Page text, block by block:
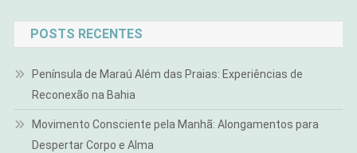
POSTS RECENTES
Península de Maraú Além das Praias: Experiências de
Reconexão na Bahia
Movimento Consciente pela Manhã: Alongamentos para
Despertar Corpo e Alma